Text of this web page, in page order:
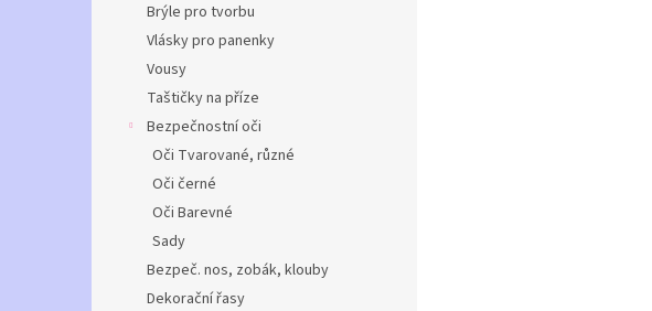
Brýle pro tvorbu
Vlásky pro panenky
Vousy
Taštičky na příze
Bezpečnostní oči
Oči Tvarované, různé
Oči černé
Oči Barevné
Sady
Bezpeč. nos, zobák, klouby
Dekorační řasy